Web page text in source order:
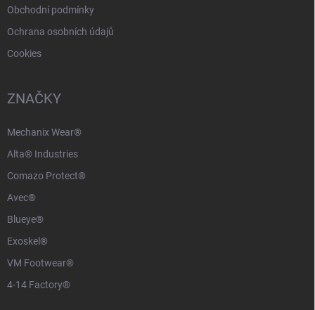
Obchodní podmínky
Ochrana osobních údajů
Cookies
ZNAČKY
Mechanix Wear®
Alta® Industries
Comazo Protect®
Avec®
Blueye®
Exoskel®
VM Footwear®
4-14 Factory®